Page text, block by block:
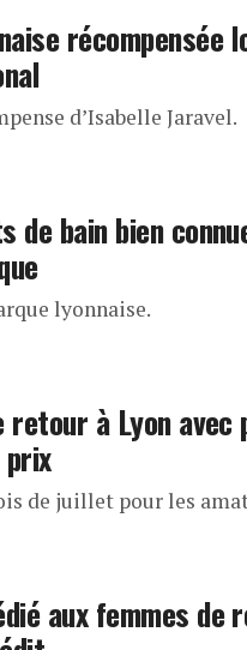
récompensée
d’Isabelle Jaravel.
de bain bien
lyonnaise.
à Lyon avec
de juillet pour les
aux femmes de